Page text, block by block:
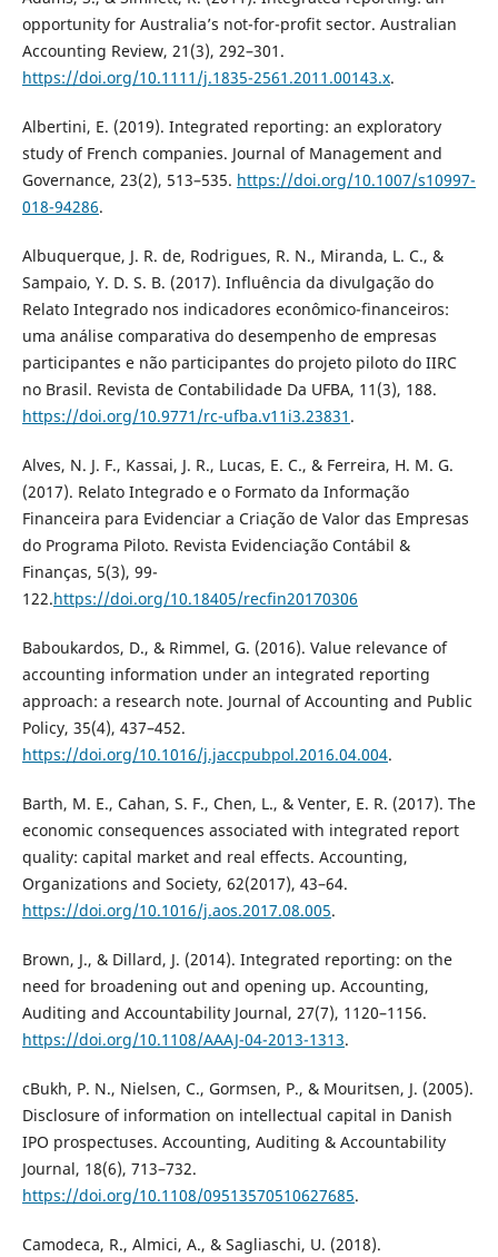
opportunity for Australia’s not-for-profit sector. Australian
Accounting Review, 21(3), 292–301.
https://doi.org/10.1111/j.1835-2561.2011.00143.x.
Albertini, E. (2019). Integrated reporting: an exploratory
study of French companies. Journal of Management and
Governance, 23(2), 513–535. https://doi.org/10.1007/s10997-
018-94286.
Albuquerque, J. R. de, Rodrigues, R. N., Miranda, L. C., &
Sampaio, Y. D. S. B. (2017). Influência da divulgação do
Relato Integrado nos indicadores econômico-financeiros:
uma análise comparativa do desempenho de empresas
participantes e não participantes do projeto piloto do IIRC
no Brasil. Revista de Contabilidade Da UFBA, 11(3), 188.
https://doi.org/10.9771/rc-ufba.v11i3.23831 .
Alves, N. J. F., Kassai, J. R., Lucas, E. C., & Ferreira, H. M. G.
(2017). Relato Integrado e o Formato da Informação
Financeira para Evidenciar a Criação de Valor das Empresas
do Programa Piloto. Revista Evidenciação Contábil &
Finanças, 5(3), 99-
122.https://doi.org/10.18405/recfin20170306
Baboukardos, D., & Rimmel, G. (2016). Value relevance of
accounting information under an integrated reporting
approach: a research note. Journal of Accounting and Public
Policy, 35(4), 437–452.
https://doi.org/10.1016/j.jaccpubpol.2016.04.004.
Barth, M. E., Cahan, S. F., Chen, L., & Venter, E. R. (2017). The
economic consequences associated with integrated report
quality: capital market and real effects. Accounting,
Organizations and Society, 62(2017), 43–64.
https://doi.org/10.1016/j.aos.2017.08.005.
Brown, J., & Dillard, J. (2014). Integrated reporting: on the
need for broadening out and opening up. Accounting,
Auditing and Accountability Journal, 27(7), 1120–1156.
https://doi.org/10.1108/AAAJ-04-2013-1313.
cBukh, P. N., Nielsen, C., Gormsen, P., & Mouritsen, J. (2005).
Disclosure of information on intellectual capital in Danish
IPO prospectuses. Accounting, Auditing & Accountability
Journal, 18(6), 713–732.
https://doi.org/10.1108/09513570510627685.
Camodeca, R., Almici, A., & Sagliaschi, U. (2018).